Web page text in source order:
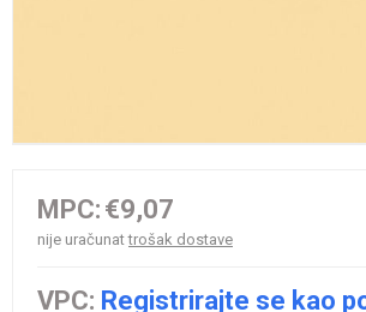
MPC: €9,07
nije uračunattrošak dostave
VPC: Registrirajte se kao